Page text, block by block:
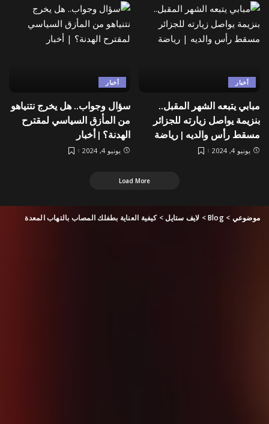
أخبار
مبابي يتبعه الشهر المقبل..
بنزيمة يواصل زيارته للجزائر
مسقط رأس والديه | رياضة
يونيو 4, 2024
أخبار
سؤال وجواب.. هل يخرج نتنياهو
من المأزق السياسي لمقترح
الهدنة؟ | أخبار
يونيو 4, 2024
Load More
موضوعي >
Blog
> لايف ستايل>كيفية العناية بطفلك المصاب بالتهاب المعدة